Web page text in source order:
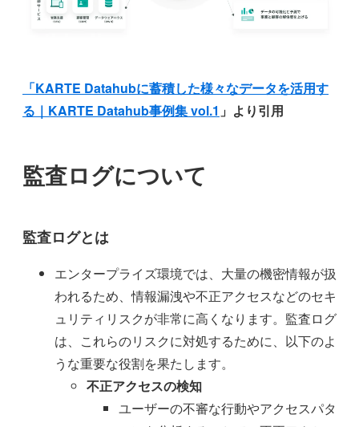
「KARTE Datahubに蓄積した様々なデータを活用す
る｜KARTE Datahub事例集 vol.1 」より引用
監査ログについて
監査ログとは
エンタープライズ環境では、大量の機密情報が扱
われるため、情報漏洩や不正アクセスなどのセキ
ュリティリスクが非常に高くなります。監査ログ
は、これらのリスクに対処するために、以下のよ
うな重要な役割を果たします。
不正アクセスの検知
ユーザーの不審な行動やアクセスパタ